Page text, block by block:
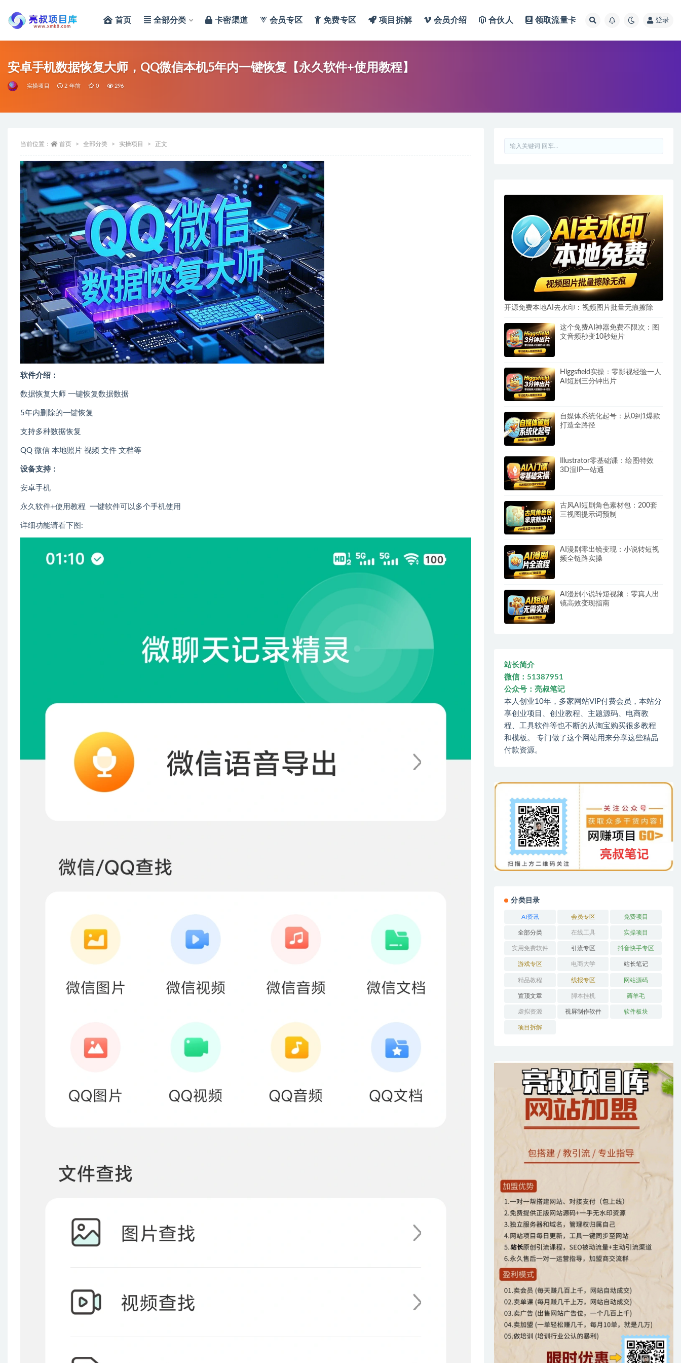
首页 全部分类 卡密渠道 会员专区 免费专区 项目拆解 会员介绍 合伙人 领取流量卡 登录
安卓手机数据恢复大师，QQ微信本机5年内一键恢复【永久软件+使用教程】
实操项目 2 年前 0 296
当前位置： 首页 全部分类 实操项目 正文
软件介绍：
数据恢复大师 一键恢复数据数据
5年内删除的一键恢复
支持多种数据恢复
QQ 微信 本地照片 视频 文件 文档等
设备支持：
安卓手机
永久软件+使用教程 一键软件可以多个手机使用
详细功能请看下图:
开源免费本地AI去水印：视频图片批量无痕擦除
这个免费AI神器免费不限次：图
文音频秒变10秒短片
Higgsfield实操：零影视经验一人
AI短剧三分钟出片
自媒体系统化起号：从0到1爆款
打造全路径
Illustrator零基础课：绘图特效
3D渲IP一站通
古风AI短剧角色素材包：200套
三视图提示词预制
AI漫剧零出镜变现：小说转短视
频全链路实操
AI漫剧小说转短视频：零真人出
镜高效变现指南
站长简介
微信：51387951
公众号：亮叔笔记
本人创业10年，多家网站VIP付费会员，本站分
享创业项目、创业教程、主题源码、电商教
程、工具软件等也不断的从淘宝购买很多教程
和模板。 专门做了这个网站用来分享这些精品
付款资源。
分类目录
AI资讯 会员专区 免费项目
全部分类 在线工具 实操项目
实用免费软件 引流专区 抖音快手专区
游戏专区 电商大学 站长笔记
精品教程 线报专区 网站源码
置顶文章 脚本挂机 薅羊毛
虚拟资源 视屏制作软件 软件板块
项目拆解